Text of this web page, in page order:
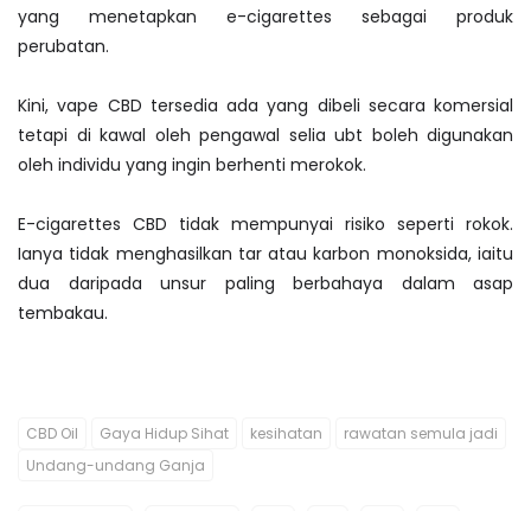
yang menetapkan e-cigarettes sebagai produk
perubatan.
Kini, vape CBD tersedia ada yang dibeli secara komersial
tetapi di kawal oleh pengawal selia ubt boleh digunakan
oleh individu yang ingin berhenti merokok.
E-cigarettes CBD tidak mempunyai risiko seperti rokok.
Ianya tidak menghasilkan tar atau karbon monoksida, iaitu
dua daripada unsur paling berbahaya dalam asap
tembakau.
CBD Oil Gaya Hidup Sihat kesihatan
rawatan semula jadi
Undang-undang Ganja